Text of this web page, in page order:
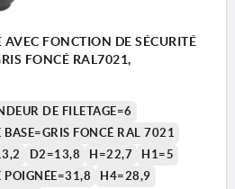
FONCTION DE SÉCURITÉ
FONCÉ RAL7021,
DE FILETAGE=6
FONCÉ RAL 7021
D2=13,8 H=22,7
H1=5
POIGNÉE=31,8
H4=28,9